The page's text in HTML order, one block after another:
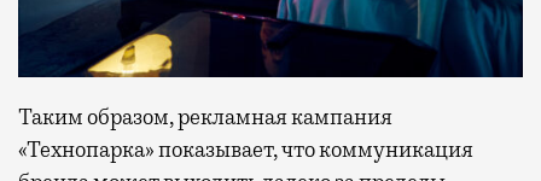
Таким образом, рекламная кампания
«Технопарка» показывает, что коммуникация